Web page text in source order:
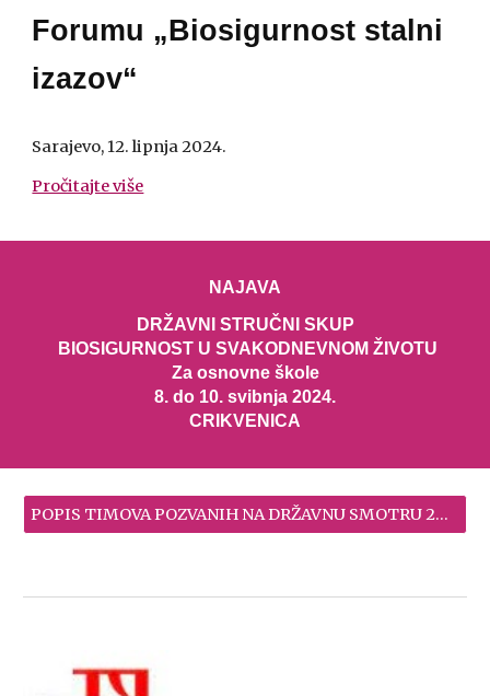
Forumu „Biosigurnost stalni
izazov“
Sarajevo, 12. lipnja 2024.
Pročitajte više
NAJAVA
DRŽAVNI STRUČNI SKUP
BIOSIGURNOST U SVAKODNEVNOM ŽIVOTU
Za osnovne škole
8. do 10. svibnja 2024.
CRIKVENICA
POPIS TIMOVA POZVANIH NA DRŽAVNU SMOTRU 2024.